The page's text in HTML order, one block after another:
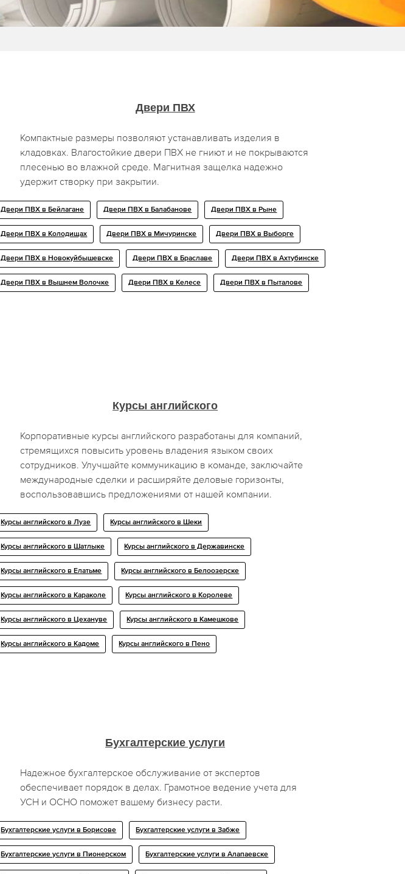
Двери ПВХ
Компактные размеры позволяют устанавливать изделия в
кладовках. Влагостойкие двери ПВХ не гниют и не покрываются
плесенью во влажной среде. Магнитная защелка надежно
удержит створку при закрытии.
Двери ПВХ в Бейлагане Двери ПВХ в Балабанове Двери ПВХ в Рыне
Двери ПВХ в Колодищах Двери ПВХ в Мичуринске Двери ПВХ в Выборге
Двери ПВХ в Новокуйбышевске Двери ПВХ в Браславе Двери ПВХ в Ахтубинске
Двери ПВХ в Вышнем Волочке Двери ПВХ в Келесе Двери ПВХ в Пыталове
Курсы английского
Корпоративные курсы английского разработаны для компаний,
стремящихся повысить уровень владения языком своих
сотрудников. Улучшайте коммуникацию в команде, заключайте
международные сделки и расширяйте деловые горизонты,
воспользовавшись предложениями от нашей компании.
Курсы английского в Лузе Курсы английского в Шеки
Курсы английского в Шатлыке Курсы английского в Державинске
Курсы английского в Елатьме Курсы английского в Белоозерске
Курсы английского в Караколе Курсы английского в Королеве
Курсы английского в Цехануве Курсы английского в Камешкове
Курсы английского в Кадоме Курсы английского в Пено
Бухгалтерские услуги
Надежное бухгалтерское обслуживание от экспертов
обеспечивает порядок в делах. Грамотное ведение учета для
УСН и ОСНО поможет вашему бизнесу расти.
Бухгалтерские услуги в Борисове Бухгалтерские услуги в Забже
Бухгалтерские услуги в Пионерском Бухгалтерские услуги в Алапаевске